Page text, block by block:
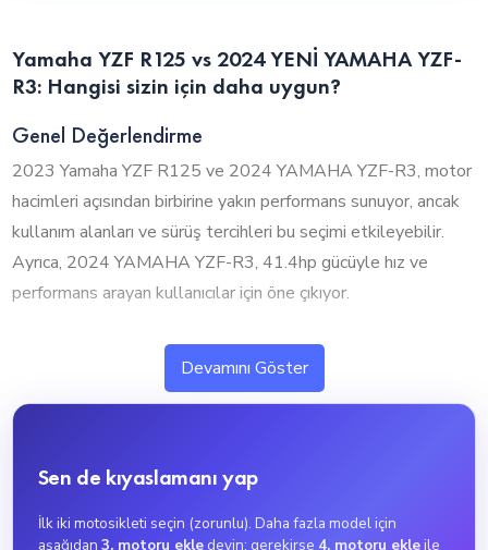
Yamaha YZF R125 vs 2024 YENİ YAMAHA YZF-
R3: Hangisi sizin için daha uygun?
Genel Değerlendirme
2023 Yamaha YZF R125 ve 2024 YAMAHA YZF-R3, motor
hacimleri açısından birbirine yakın performans sunuyor, ancak
kullanım alanları ve sürüş tercihleri bu seçimi etkileyebilir.
Ayrıca, 2024 YAMAHA YZF-R3, 41.4hp gücüyle hız ve
performans arayan kullanıcılar için öne çıkıyor.
1. Silindir Hacmi ve Performans
2023 Yamaha YZF R125 ve 2024 YAMAHA YZF-R3, motor
hacimleri açısından birbirine yakın seviyelerde bulunuyor.
performans sunarken, 2023 Yamaha YZF R125 ise 125cc ile
2024 YAMAHA YZF-R3, 300cc motor hacmiyle yüksek
Devamını Göster
Sen de kıyaslamanı yap
İlk iki motosikleti seçin (zorunlu). Daha fazla model için
aşağıdan 3. motoru ekledeyin; gerekirse 4. motoru ekleile